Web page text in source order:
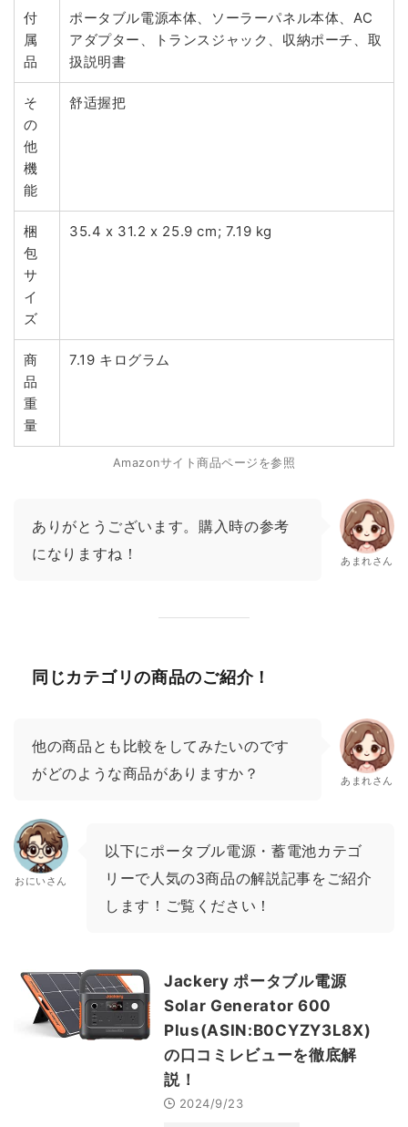
付
属
品
ポータブル電源本体、ソーラーパネル本体、AC
アダプター、トランスジャック、収納ポーチ、取
扱説明書
そ
の
他
機
能
舒适握把
梱
包
サ
イ
ズ
35.4 x 31.2 x 25.9 cm; 7.19 kg
商
品
重
量
7.19 キログラム
Amazonサイト商品ページを参照
ありがとうございます。購入時の参考
になりますね！
あまれさん
同じカテゴリの商品のご紹介！
他の商品とも比較をしてみたいのです
がどのような商品がありますか？
あまれさん
おにいさん
以下にポータブル電源・蓄電池カテゴ
リーで人気の3商品の解説記事をご紹介
します！ご覧ください！
Jackery ポータブル電源
Solar Generator 600
Plus(ASIN:B0CYZY3L8X)
の口コミレビューを徹底解
説！
2024/9/23